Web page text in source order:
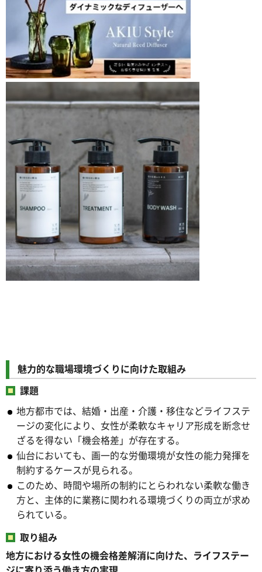
魅力的な職場環境づくりに向けた取組み
課題
地方都市では、結婚・出産・介護・移住などライフステ
ージの変化により、女性が柔軟なキャリア形成を断念せ
ざるを得ない「機会格差」が存在する。
仙台においても、画一的な労働環境が女性の能力発揮を
制約するケースが見られる。
このため、時間や場所の制約にとらわれない柔軟な働き
方と、主体的に業務に関われる環境づくりの両立が求め
られている。
取り組み
地方における女性の機会格差解消に向けた、ライフステー